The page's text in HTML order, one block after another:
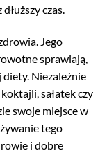
czas.
Jego
sprawiają,
diety. Niezależnie
sałatek czy
swoje miejsce w
tego
i dobre